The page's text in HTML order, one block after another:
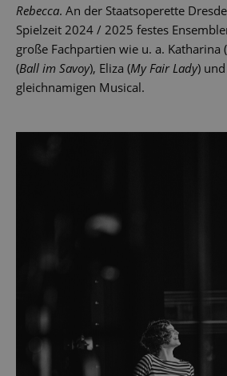
Rebecca. An der Staatsoperette
Spielzeit 2024 / 2025 festes
große Fachpartien wie u. a. Katharina (
(Ball im Savoy), Eliza (My Fair Lady)
gleichnamigen Musical.